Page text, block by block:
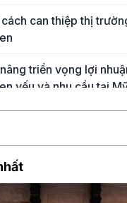
can thiệp thị
triển vọng lợi
yếu và nhu cầu tại